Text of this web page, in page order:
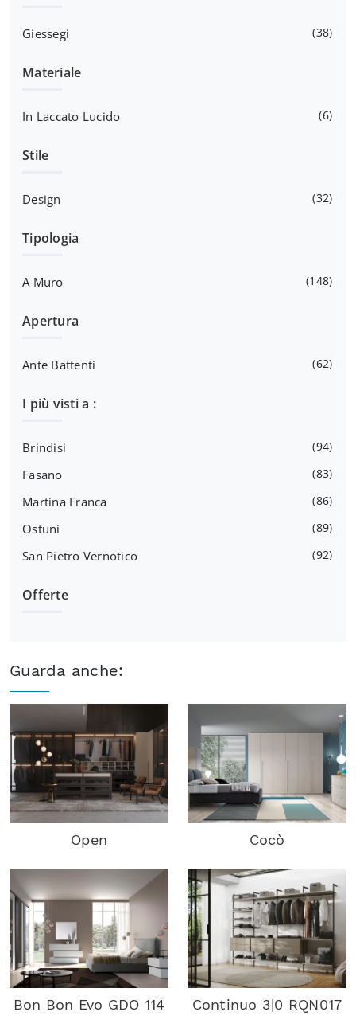
Giessegi 38
Materiale
In Laccato Lucido 6
Stile
Design 32
Tipologia
A Muro 148
Apertura
Ante Battenti 62
I più visti a :
Brindisi 94
Fasano 83
Martina Franca 86
Ostuni 89
San Pietro Vernotico 92
Offerte
Guarda anche:
Open Cocò
Bon Bon Evo GDO 114 Continuo 3|0 RQN017